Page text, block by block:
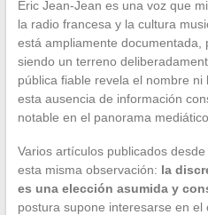
Éric Jean-Jean es una voz que
la radio francesa y la cultura
está ampliamente documentada,
siendo un terreno
pública fiable revela el nombre
esta ausencia de información
notable en el panorama
Varios artículos publicados
esta misma observación: la
es una elección asumida y
postura supone interesarse en